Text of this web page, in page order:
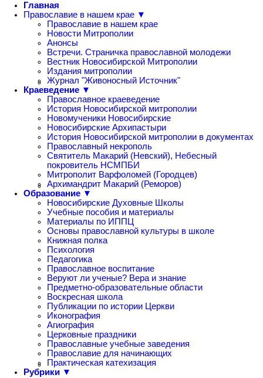
Главная
Православие в нашем крае ▼
Православие в нашем крае
Новости Митрополии
Анонсы
Встречи. Страничка православной молодежи
Вестник Новосибирской Митрополии
Издания митрополии
Журнал "Живоносный Источник"
Краеведение ▼
Православное краеведение
История Новосибирской митрополии
Новомученики Новосибирские
Новосибирские Архипастыри
История Новосибирской митрополии в документах
Православный некрополь
Святитель Макарий (Невский), Небесный
покровитель НСМПБИ
Митрополит Варфоломей (Городцев)
Архимандрит Макарий (Реморов)
Образование ▼
Новосибирские Духовные Школы
Учебные пособия и материалы
Материалы по ИППЦ
Основы православной культуры в школе
Книжная полка
Психология
Педагогика
Православное воспитание
Веруют ли ученые? Вера и знание
Предметно-образовательные области
Воскресная школа
Публикации по истории Церкви
Иконография
Агиография
Церковные праздники
Православные учебные заведения
Православие для начинающих
Практическая катехизация
Рубрики ▼